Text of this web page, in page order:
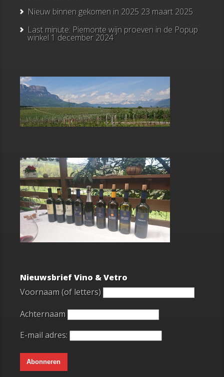
Nieuw binnen gekomen in 2025 23 maart 2025
Last minute: Piemonte wijn proeven in de Popup
winkel 1 december 2024
Nieuwsbrief Vino & Vetro
Voornaam (of letters)
Achternaam
E-mail adres: